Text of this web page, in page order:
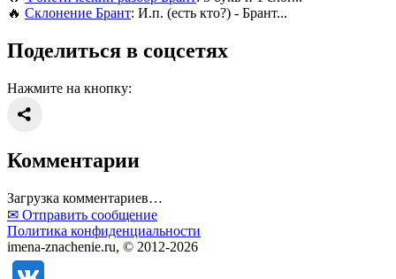
🔥 Склонение Брант: И.п. (есть кто?) - Брант...
Поделиться в соцсетях
Нажмите на кнопку:
Комментарии
Загрузка комментариев…
✉ Отправить сообщение
Политика конфиденциальности
imena-znachenie.ru, © 2012-2026